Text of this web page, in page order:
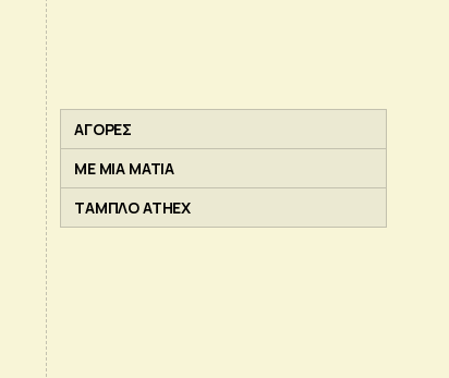
ΑΓΟΡΕΣ
ΜΕ ΜΙΑ ΜΑΤΙΑ
ΤΑΜΠΛΟ ATHEX